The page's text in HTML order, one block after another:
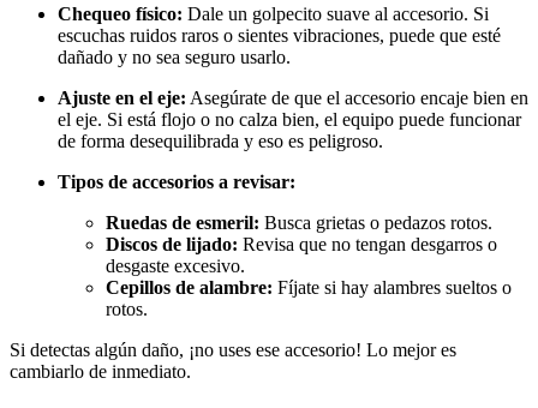
Chequeo físico: Dale un golpecito suave al accesorio. Si
escuchas ruidos raros o sientes vibraciones, puede que esté
dañado y no sea seguro usarlo.
Ajuste en el eje: Asegúrate de que el accesorio encaje bien en
el eje. Si está flojo o no calza bien, el equipo puede funcionar
de forma desequilibrada y eso es peligroso.
Tipos de accesorios a revisar:
Ruedas de esmeril: Busca grietas o pedazos rotos.
Discos de lijado: Revisa que no tengan desgarros o
desgaste excesivo.
Cepillos de alambre: Fíjate si hay alambres sueltos o
rotos.
Si detectas algún daño, ¡no uses ese accesorio! Lo mejor es
cambiarlo de inmediato.